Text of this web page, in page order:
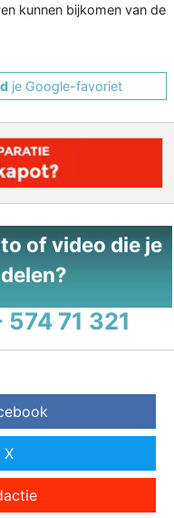
kunnen bijkomen van de
je Google-favoriet
of video die je
71 321
X